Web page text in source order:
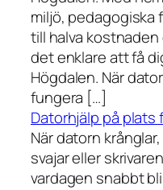
miljö, pedagogiska
till halva
det enklare att få
Högdalen. När
fungera […]
Datorhjälp på plats
När datorn
svajar eller
vardagen snabbt